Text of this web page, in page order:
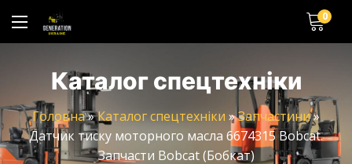
0
Каталог спецтехніки
Головна»Каталог спецтехніки »Запчастини»
Датчик тиску моторного масла 6674315 Bobcat.
Запчасти Bobcat (Бобкат)